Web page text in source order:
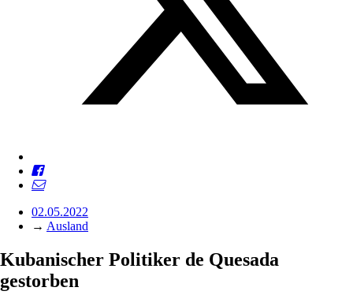
02.05.2022
→ Ausland
Kubanischer Politiker de Quesada
gestorben